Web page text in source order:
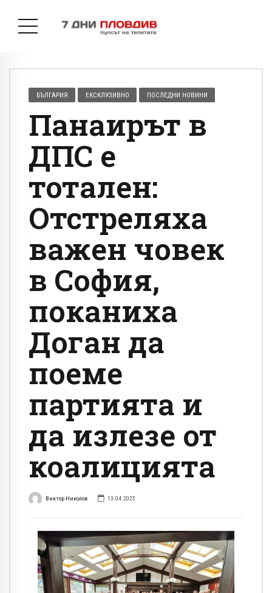
БЪЛГАРИЯ ЕКСКЛУЗИВНО ПОСЛЕДНИ НОВИНИ
Панаирът в
ДПС е
тотален:
Отстреляха
важен човек
в София,
поканиха
Доган да
поеме
партията и
да излезе от
коалицията
Виктор Николов 13.04.2025